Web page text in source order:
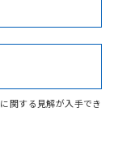
Cr(VI)
す。
合状況ページへ
ご検索ください
関する見解が入手でき